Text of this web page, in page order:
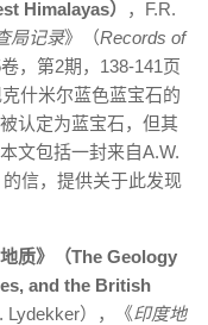
Himalayas）
，F.R.
局记录》（Records of
，第2期，138-141页
什米尔蓝色蓝宝石的
认定为蓝宝石，但其
文包括一封来自A.W.
信，提供关于此发现
质》（The Geology
and the British
），《印度地